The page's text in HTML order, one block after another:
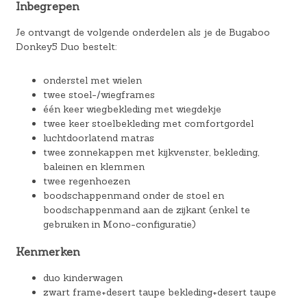
Inbegrepen
Je ontvangt de volgende onderdelen als je de Bugaboo
Donkey5 Duo bestelt:
onderstel met wielen
twee stoel-/wiegframes
één keer wiegbekleding met wiegdekje
twee keer stoelbekleding met comfortgordel
luchtdoorlatend matras
twee zonnekappen met kijkvenster, bekleding,
baleinen en klemmen
twee regenhoezen
boodschappenmand onder de stoel en
boodschappenmand aan de zijkant (enkel te
gebruiken in Mono-configuratie)
Kenmerken
duo kinderwagen
zwart frame+desert taupe bekleding+desert taupe